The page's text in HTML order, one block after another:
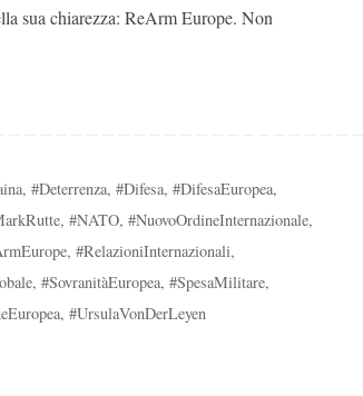
sua chiarezza: ReArm Europe. Non
,#Deterrenza,#Difesa,#DifesaEuropea,
, #NATO, #NuovoOrdineInternazionale,
, #RelazioniInternazionali,
, #SovranitàEuropea, #SpesaMilitare,
, #UrsulaVonDerLeyen